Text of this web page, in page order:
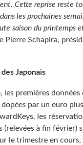
Cette reprise reste
les prochaines
saison du printemps
Pierre Schapira,
Japonais
les premières
par un euro
les
(relevées à fin février)
le trimestre en cours,